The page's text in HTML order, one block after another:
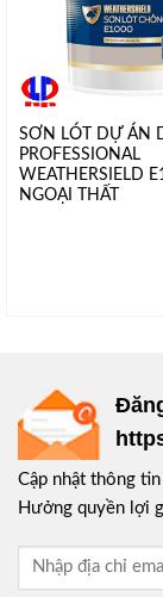
SƠN LÓT DỰ ÁN
PROFESSIONAL
WEATHERSIELD
NGOẠI THẤT
Cập nhật thông
Hưởng quyền lợi